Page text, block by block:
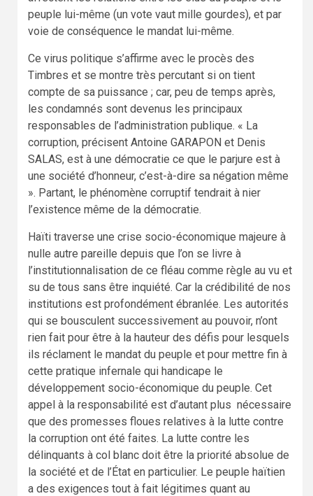
peuple lui-même (un vote vaut mille gourdes), et par
voie de conséquence le mandat lui-même.
Ce virus politique s’affirme avec le procès des
Timbres et se montre très percutant si on tient
compte de sa puissance ; car, peu de temps après,
les condamnés sont devenus les principaux
responsables de l’administration publique. « La
corruption, précisent Antoine GARAPON et Denis
SALAS, est à une démocratie ce que le parjure est à
une société d’honneur, c’est-à-dire sa négation même
». Partant, le phénomène corruptif tendrait à nier
l’existence même de la démocratie.
Haïti traverse une crise socio-économique majeure à
nulle autre pareille depuis que l’on se livre à
l’institutionnalisation de ce fléau comme règle au vu et
su de tous sans être inquiété. Car la crédibilité de nos
institutions est profondément ébranlée. Les autorités
qui se bousculent successivement au pouvoir, n’ont
rien fait pour être à la hauteur des défis pour lesquels
ils réclament le mandat du peuple et pour mettre fin à
cette pratique infernale qui handicape le
développement socio-économique du peuple. Cet
appel à la responsabilité est d’autant plus nécessaire
que des promesses floues relatives à la lutte contre
la corruption ont été faites. La lutte contre les
délinquants à col blanc doit être la priorité absolue de
la société et de l’État en particulier. Le peuple haïtien
a des exigences tout à fait légitimes quant au